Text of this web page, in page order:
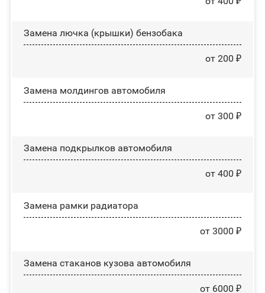
Замена лючка (крышки) бензобака
от 200 ₽
Замена молдингов автомобиля
от 300 ₽
Замена пoдĸpылĸoв автомобиля
от 400 ₽
Замена рамки радиатора
от 3000 ₽
Замена стаканов кузова автомобиля
от 6000 ₽